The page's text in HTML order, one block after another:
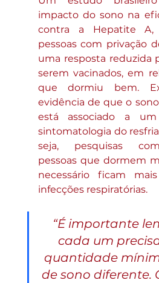
impacto do sono na
contra a Hepatite A,
pessoas com privação
uma resposta reduzida
serem vacinados, em
que dormiu bem.
evidência de que o
está associado a
sintomatologia do
seja, pesquisas
pessoas que dormem
necessário ficam
infecções respiratórias.
“É importante
cada um
quantidade
de sono diferente.